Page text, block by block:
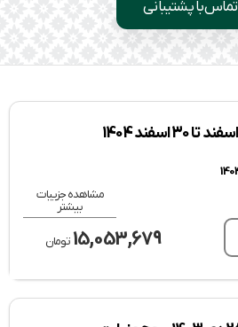
تماس با پشتیبانی
15,053,679 تومان
مشاهده جزییات
بیشتر